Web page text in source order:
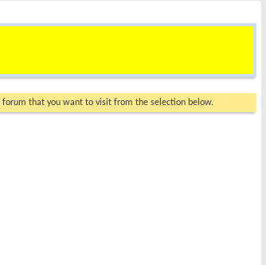
forum that you want to visit from the selection below.